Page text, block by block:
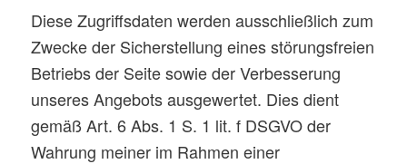
Diese Zugriffsdaten werden ausschließlich zum
Zwecke der Sicherstellung eines störungsfreien
Betriebs der Seite sowie der Verbesserung
unseres Angebots ausgewertet. Dies dient
gemäß Art. 6 Abs. 1 S. 1 lit. f DSGVO der
Wahrung meiner im Rahmen einer